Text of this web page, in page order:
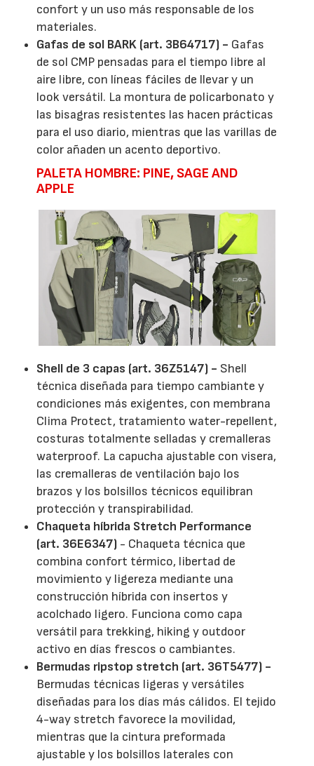
confort y un uso más responsable de los
materiales.
Gafas de sol BARK (art. 3B64717) - Gafas
de sol CMP pensadas para el tiempo libre al
aire libre, con líneas fáciles de llevar y un
look versátil. La montura de policarbonato y
las bisagras resistentes las hacen prácticas
para el uso diario, mientras que las varillas de
color añaden un acento deportivo.
PALETA HOMBRE: PINE, SAGE AND
APPLE
Shell de 3 capas (art. 36Z5147) - Shell
técnica diseñada para tiempo cambiante y
condiciones más exigentes, con membrana
Clima Protect, tratamiento water-repellent,
costuras totalmente selladas y cremalleras
waterproof. La capucha ajustable con visera,
las cremalleras de ventilación bajo los
brazos y los bolsillos técnicos equilibran
protección y transpirabilidad.
Chaqueta híbrida Stretch Performance
(art. 36E6347) - Chaqueta técnica que
combina confort térmico, libertad de
movimiento y ligereza mediante una
construcción híbrida con insertos y
acolchado ligero. Funciona como capa
versátil para trekking, hiking y outdoor
activo en días frescos o cambiantes.
Bermudas ripstop stretch (art. 36T5477) -
Bermudas técnicas ligeras y versátiles
diseñadas para los días más cálidos. El tejido
4-way stretch favorece la movilidad,
mientras que la cintura preformada
ajustable y los bolsillos laterales con